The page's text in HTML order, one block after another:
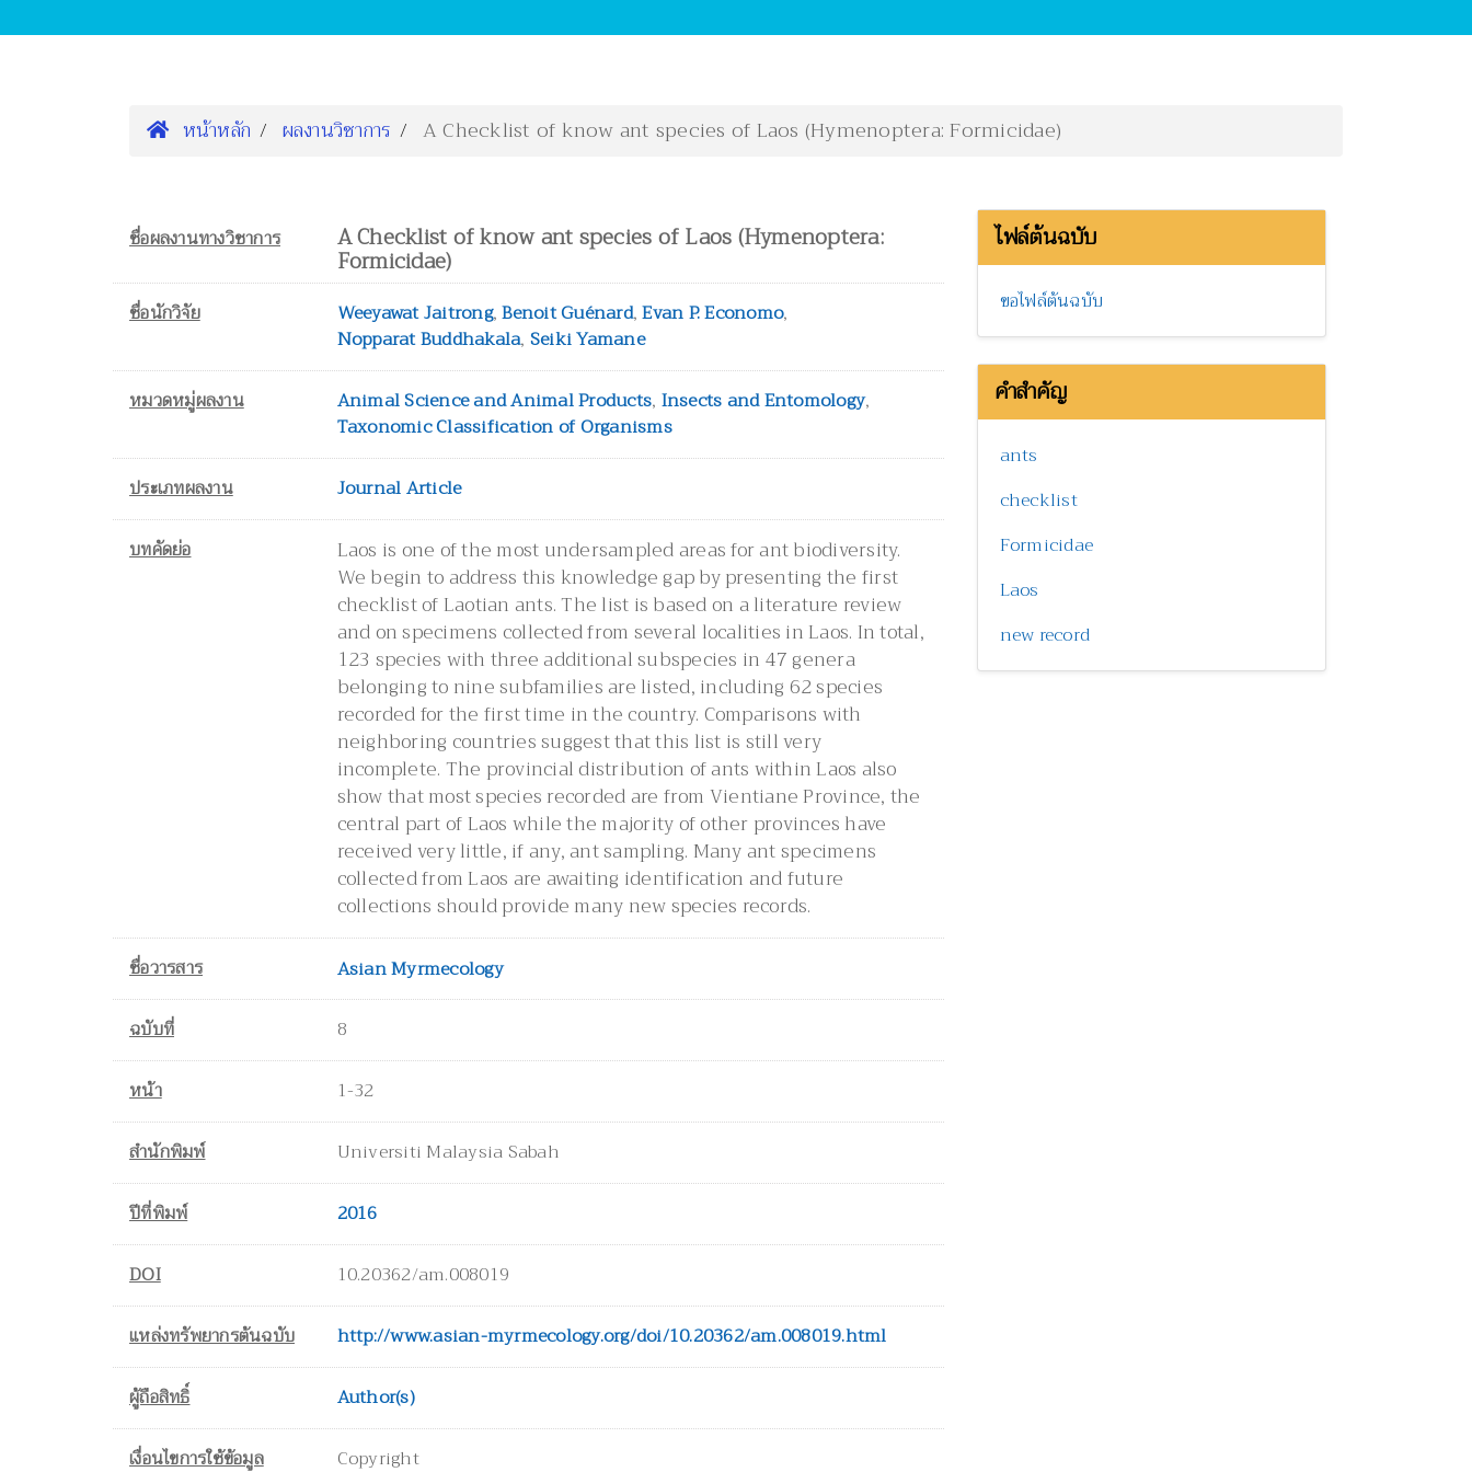
หน้าหลัก ผลงานวิชาการ A Checklist of know ant species of Laos (Hymenoptera: Formicidae)
ชื่อผลงานทางวิชาการ A Checklist of know ant species of Laos (Hymenoptera:
Formicidae)
ชื่อนักวิจัย Weeyawat Jaitrong,Benoit Guénard,Evan P. Economo,
Nopparat Buddhakala, Seiki Yamane
หมวดหมู่ผลงาน
Animal Science and Animal Products, Insects and Entomology,
Taxonomic Classification of Organisms
ประเภทผลงาน
Journal Article
บทคัดย่อ
Laos is one of the most undersampled areas for ant biodiversity.
We begin to address this knowledge gap by presenting the first
checklist of Laotian ants. The list is based on a literature review
and on specimens collected from several localities in Laos. In total,
123 species with three additional subspecies in 47 genera
belonging to nine subfamilies are listed, including 62 species
recorded for the first time in the country. Comparisons with
neighboring countries suggest that this list is still very
incomplete. The provincial distribution of ants within Laos also
show that most species recorded are from Vientiane Province, the
central part of Laos while the majority of other provinces have
received very little, if any, ant sampling. Many ant specimens
collected from Laos are awaiting identification and future
collections should provide many new species records.
ชื่อวารสาร
Asian Myrmecology
ฉบับที่
8
หน้า
1-32
สำนักพิมพ์
Universiti Malaysia Sabah
ปีที่พิมพ์
2016
DOI
10.20362/am.008019
แหล่งทรัพยากรต้นฉบับ
http://www.asian-myrmecology.org/doi/10.20362/am.008019.html
ผู้ถือสิทธิ์
Author(s)
เงื่อนไขการใช้ข้อมูล
Copyright
ไฟล์ต้นฉบับ
ขอไฟล์ต้นฉบับ
คำสำคัญ
ants
checklist
Formicidae
Laos
new record